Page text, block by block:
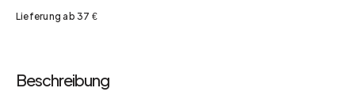
Lieferung ab 37 €
Beschreibung